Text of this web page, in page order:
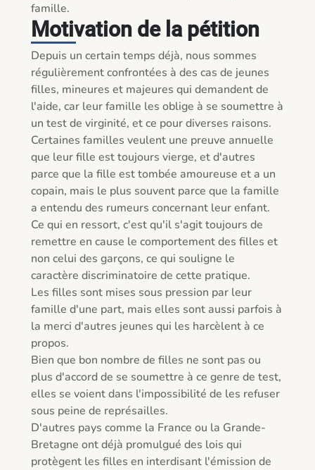
famille.
Motivation de la pétition
Depuis un certain temps déjà, nous sommes
régulièrement confrontées à des cas de jeunes
filles, mineures et majeures qui demandent de
l'aide, car leur famille les oblige à se soumettre à
un test de virginité, et ce pour diverses raisons.
Certaines familles veulent une preuve annuelle
que leur fille est toujours vierge, et d'autres
parce que la fille est tombée amoureuse et a un
copain, mais le plus souvent parce que la famille
a entendu des rumeurs concernant leur enfant.
Ce qui en ressort, c'est qu'il s'agit toujours de
remettre en cause le comportement des filles et
non celui des garçons, ce qui souligne le
caractère discriminatoire de cette pratique.
Les filles sont mises sous pression par leur
famille d'une part, mais elles sont aussi parfois à
la merci d'autres jeunes qui les harcèlent à ce
propos.
Bien que bon nombre de filles ne sont pas ou
plus d'accord de se soumettre à ce genre de test,
elles se voient dans l'impossibilité de les refuser
sous peine de représailles.
D'autres pays comme la France ou la Grande-
Bretagne ont déjà promulgué des lois qui
protègent les filles en interdisant l'émission de